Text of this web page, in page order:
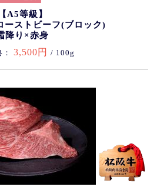
【A5等級】
ーストビーフ(ブロック)
降り×赤身
3,500円 / 100g